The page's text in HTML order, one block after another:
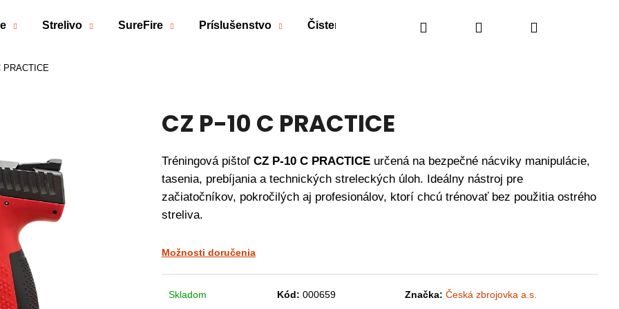
Strelivo SureFire Príslušenstvo Čistenie Náhradné diely Obranné spreje
Hľadať PrihlásenieNákupný
PRACTICE
CZ P-10 C PRACTICE
Tréningová pištoľ CZ P-10 C PRACTICE určená na bezpečné nácviky manipulácie,
tasenia, prebíjania a technických streleckých úloh. Ideálny nástroj pre
začiatočníkov, pokročilých aj profesionálov, ktorí chcú trénovať bez použitia ostrého
streliva.
Možnosti doručenia
Skladom Kód: 000659 Značka: Česká zbrojovka a.s.
Čo potrebujete nájsť?
HĽADAŤ
Odporúčame